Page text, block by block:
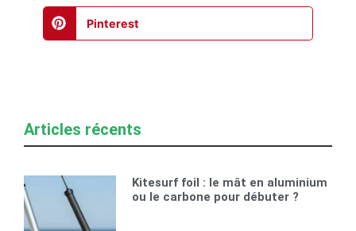
Pinterest
Articles récents
Kitesurf foil : le mât en aluminium
ou le carbone pour débuter ?